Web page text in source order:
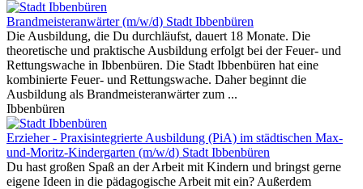
Brandmeisteranwärter (m/w/d) Stadt Ibbenbüren
Die Ausbildung, die Du durchläufst, dauert 18 Monate. Die
theoretische und praktische Ausbildung erfolgt bei der Feuer- und
Rettungswache in Ibbenbüren. Die Stadt Ibbenbüren hat eine
kombinierte Feuer- und Rettungswache. Daher beginnt die
Ausbildung als Brandmeisteranwärter zum ...
Ibbenbüren
Erzieher - Praxisintegrierte Ausbildung (PiA) im städtischen Max-
und-Moritz-Kindergarten (m/w/d) Stadt Ibbenbüren
Du hast großen Spaß an der Arbeit mit Kindern und bringst gerne
eigene Ideen in die pädagogische Arbeit mit ein? Außerdem